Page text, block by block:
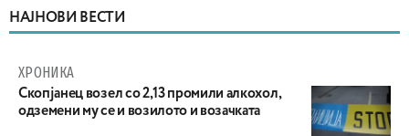
НАЈНОВИ ВЕСТИ
ХРОНИКА
Скопјанец возел со 2,13 промили алкохол,
одземени му се и возилото и возачката